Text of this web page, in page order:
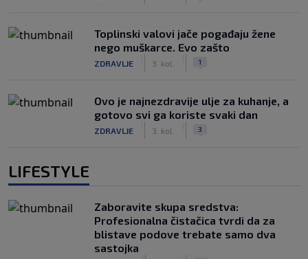
Toplinski valovi jače pogađaju žene
nego muškarce. Evo zašto
ZDRAVLJE 3. kol. 1
Ovo je najnezdravije ulje za kuhanje, a
gotovo svi ga koriste svaki dan
ZDRAVLJE 3. kol. 3
LIFESTYLE
Zaboravite skupa sredstva:
Profesionalna čistačica tvrdi da za
blistave podove trebate samo dva
sastojka